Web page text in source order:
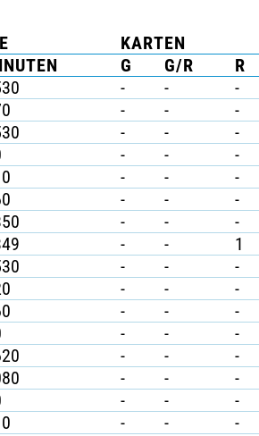
KARTEN
G G/R R
- - -
- - -
- - -
- - -
- - -
- - -
- - -
- - 1
- - -
- - -
- - -
- - -
- - -
- - -
- - -
- - -